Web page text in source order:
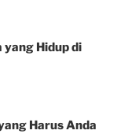
yang Hidup di
Harus Anda